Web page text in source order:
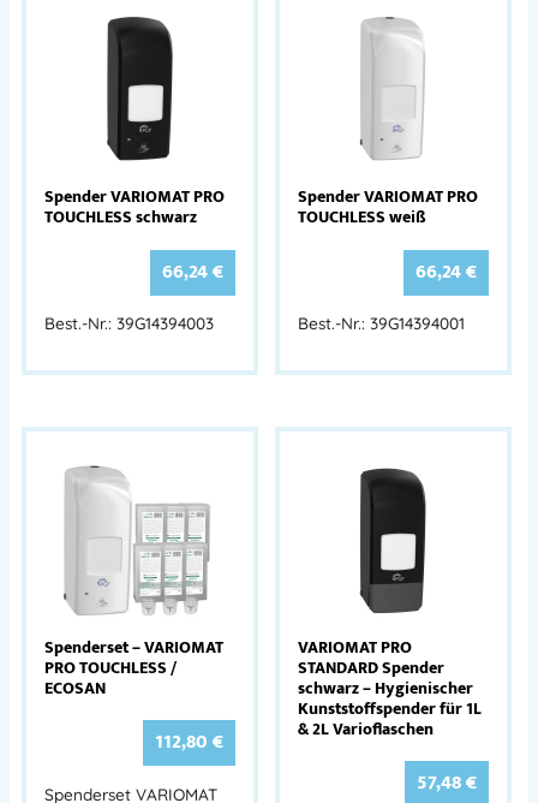
Spender VARIOMAT PRO
TOUCHLESS schwarz
66,24€
Best.-Nr.: 39G14394003
Spender VARIOMAT PRO
TOUCHLESS weiß
66,24€
Best.-Nr.: 39G14394001
Spenderset – VARIOMAT
PRO TOUCHLESS /
ECOSAN
112,80€
Spenderset VARIOMAT
VARIOMAT PRO
STANDARD Spender
schwarz – Hygienischer
Kunststoffspender für 1L
& 2L Varioflaschen
57,48€